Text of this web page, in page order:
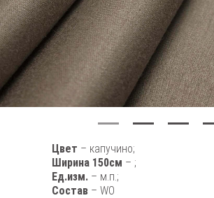
Цвет – капучино;
Ширина 150см – ;
Ед.изм. – м.п.;
Состав – WO